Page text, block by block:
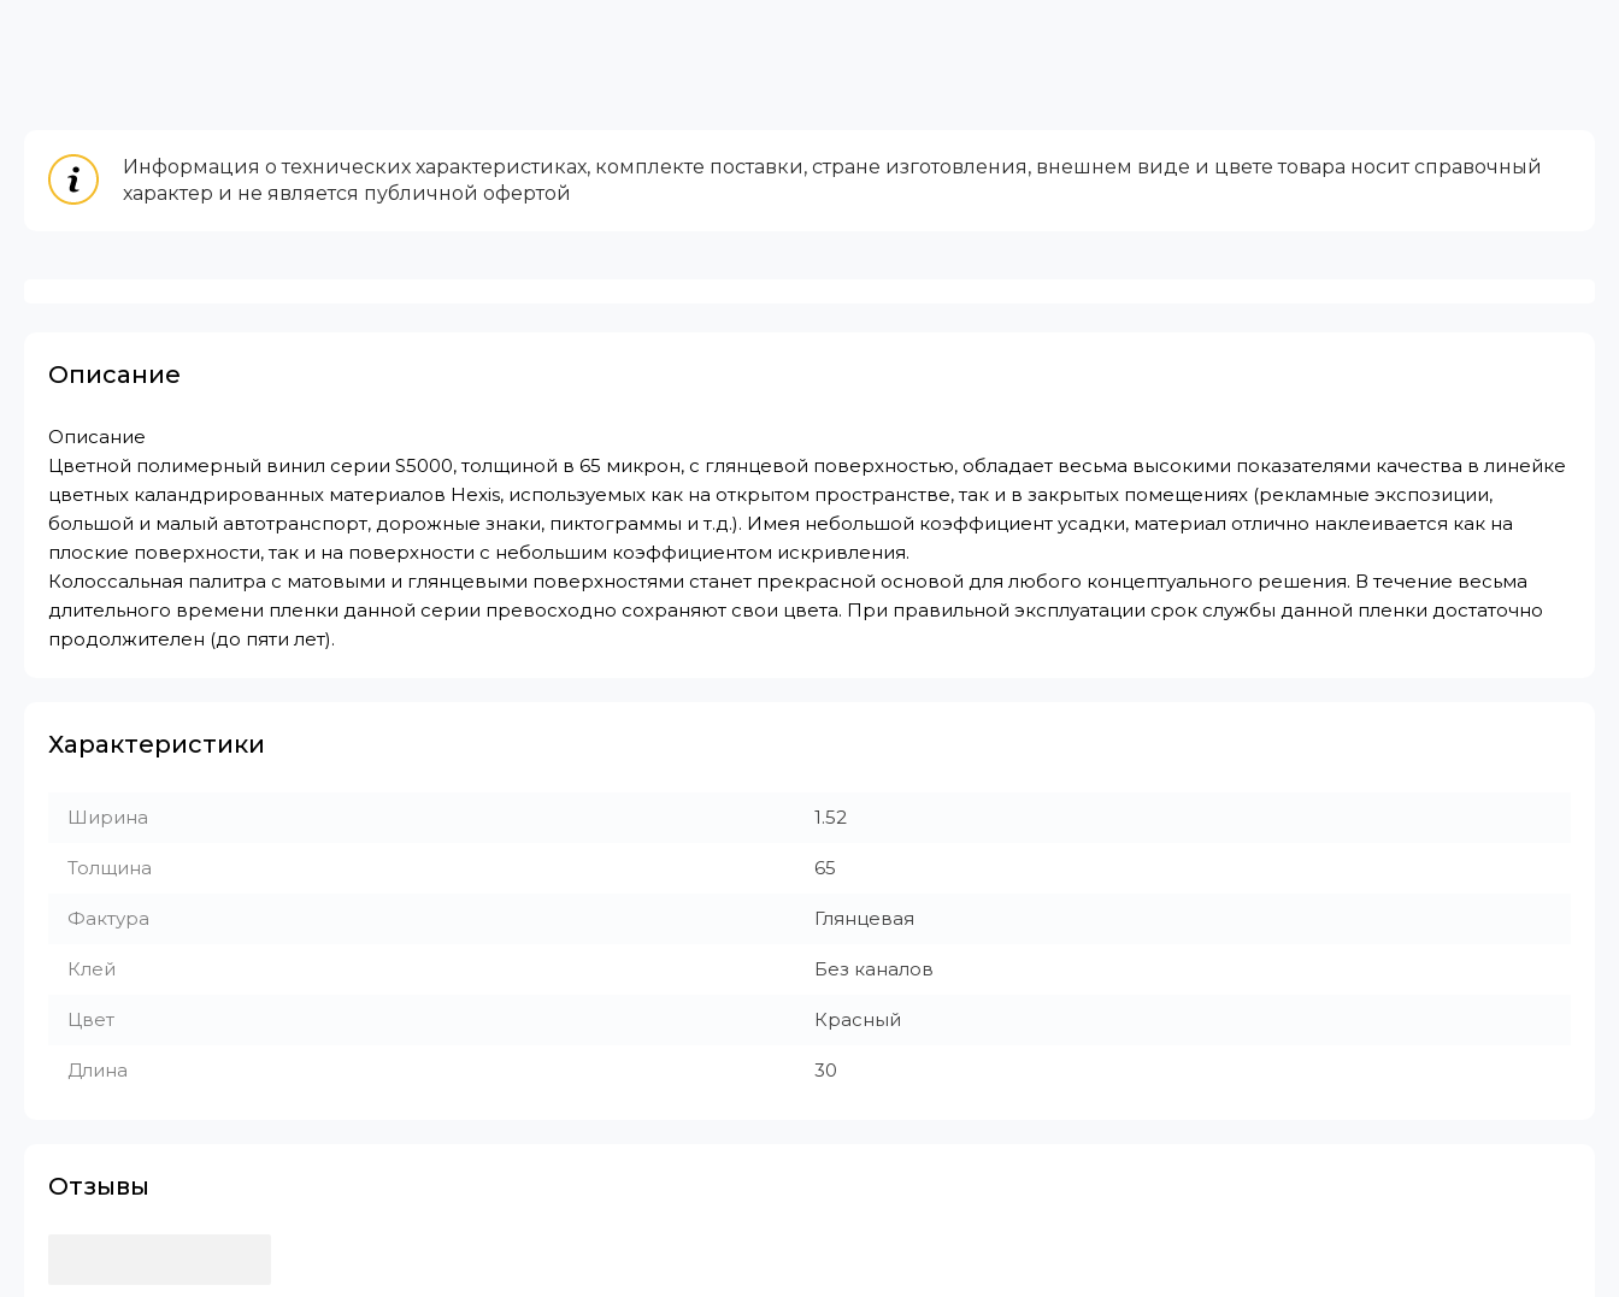
Информация о технических характеристиках, комплекте поставки, стране изготовления, внешнем виде и цвете товара носит справочный
характер и не является публичной офертой
Описание
Описание
Цветной полимерный винил серии S5000, толщиной в 65 микрон, с глянцевой поверхностью, обладает весьма высокими показателями качества в линейке
цветных каландрированных материалов Hexis, используемых как на открытом пространстве, так и в закрытых помещениях (рекламные экспозиции,
большой и малый автотранспорт, дорожные знаки, пиктограммы и т.д.). Имея небольшой коэффициент усадки, материал отлично наклеивается как на
плоские поверхности, так и на поверхности с небольшим коэффициентом искривления.
Колоссальная палитра с матовыми и глянцевыми поверхностями станет прекрасной основой для любого концептуального решения. В течение весьма
длительного времени пленки данной серии превосходно сохраняют свои цвета. При правильной эксплуатации срок службы данной пленки достаточно
продолжителен (до пяти лет).
Характеристики
Ширина 1.52
Толщина 65
Фактура Глянцевая
Клей Без каналов
Цвет Красный
Длина 30
Отзывы